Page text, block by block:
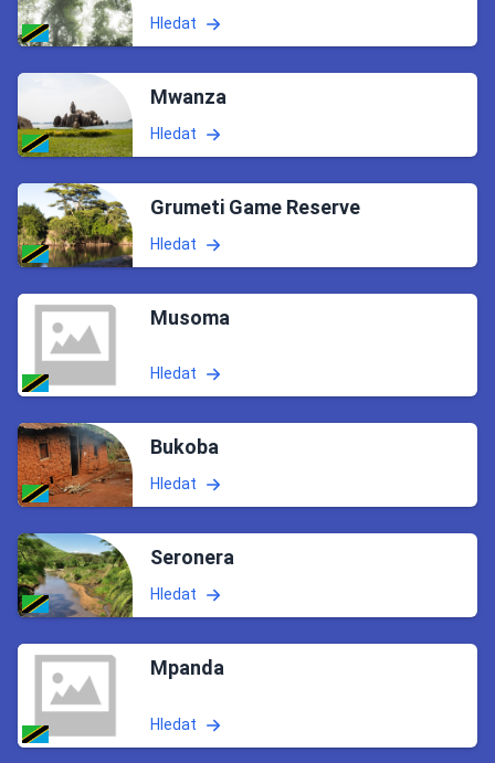
Hledat
Mwanza
Hledat
Grumeti Game Reserve
Hledat
Musoma
Hledat
Bukoba
Hledat
Seronera
Hledat
Mpanda
Hledat